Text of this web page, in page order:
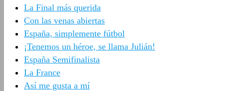
La Final más querida
Con las venas abiertas
España, simplemente fútbol
¡Tenemos un héroe, se llama Julián!
España Semifinalista
La France
Así me gusta a mí